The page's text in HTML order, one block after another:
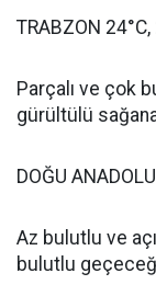
TRABZON 24°C,
Parçalı ve çok
gürültülü
DOĞU ANADOLU
Az bulutlu ve
bulutlu